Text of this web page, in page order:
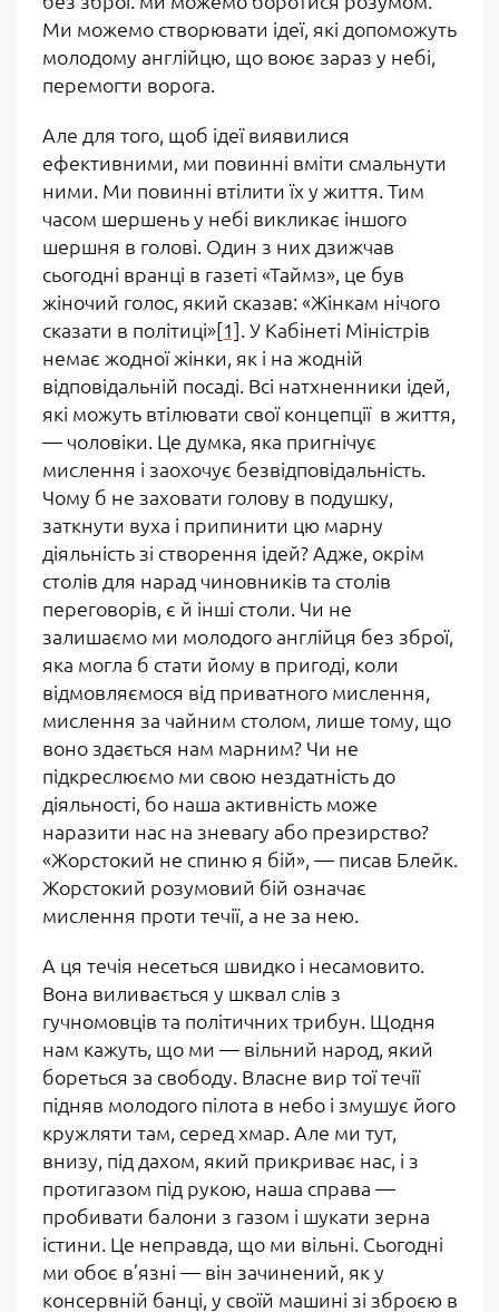
Ми можемо створювати ідеї, які допоможуть
молодому англійцю, що воює зараз у небі,
перемогти ворога.
Але для того, щоб ідеї виявилися
ефективними, ми повинні вміти смальнути
ними. Ми повинні втілити їх у життя. Тим
часом шершень у небі викликає іншого
шершня в голові. Один з них дзижчав
сьогодні вранці в газеті «Таймз», це був
жіночий голос, який сказав: «Жінкам нічого
сказати в політиці»[1]. У Кабінеті Міністрів
немає жодної жінки, як і на жодній
відповідальній посаді. Всі натхненники ідей,
які можуть втілювати свої концепції в життя,
— чоловіки. Це думка, яка пригнічує
мислення і заохочує безвідповідальність.
Чому б не заховати голову в подушку,
заткнути вуха і припинити цю марну
діяльність зі створення ідей? Адже, окрім
столів для нарад чиновників та столів
переговорів, є й інші столи. Чи не
залишаємо ми молодого англійця без зброї,
яка могла б стати йому в пригоді, коли
відмовляємося від приватного мислення,
мислення за чайним столом, лише тому, що
воно здається нам марним? Чи не
підкреслюємо ми свою нездатність до
діяльності, бо наша активність може
наразити нас на зневагу або презирство?
«Жорстокий не спиню я бій», — писав Блейк.
Жорстокий розумовий бій означає
мислення проти течії, а не за нею.
А ця течія несеться швидко і несамовито.
Вона виливається у шквал слів з
гучномовців та політичних трибун. Щодня
нам кажуть, що ми — вільний народ, який
бореться за свободу. Власне вир тої течії
підняв молодого пілота в небо і змушує його
кружляти там, серед хмар. Але ми тут,
внизу, під дахом, який прикриває нас, і з
протигазом під рукою, наша справа —
пробивати балони з газом і шукати зерна
істини. Це неправда, що ми вільні. Сьогодні
ми обоє в’язні — він зачинений, як у
консервній банці, у своїй машині зі зброєю в